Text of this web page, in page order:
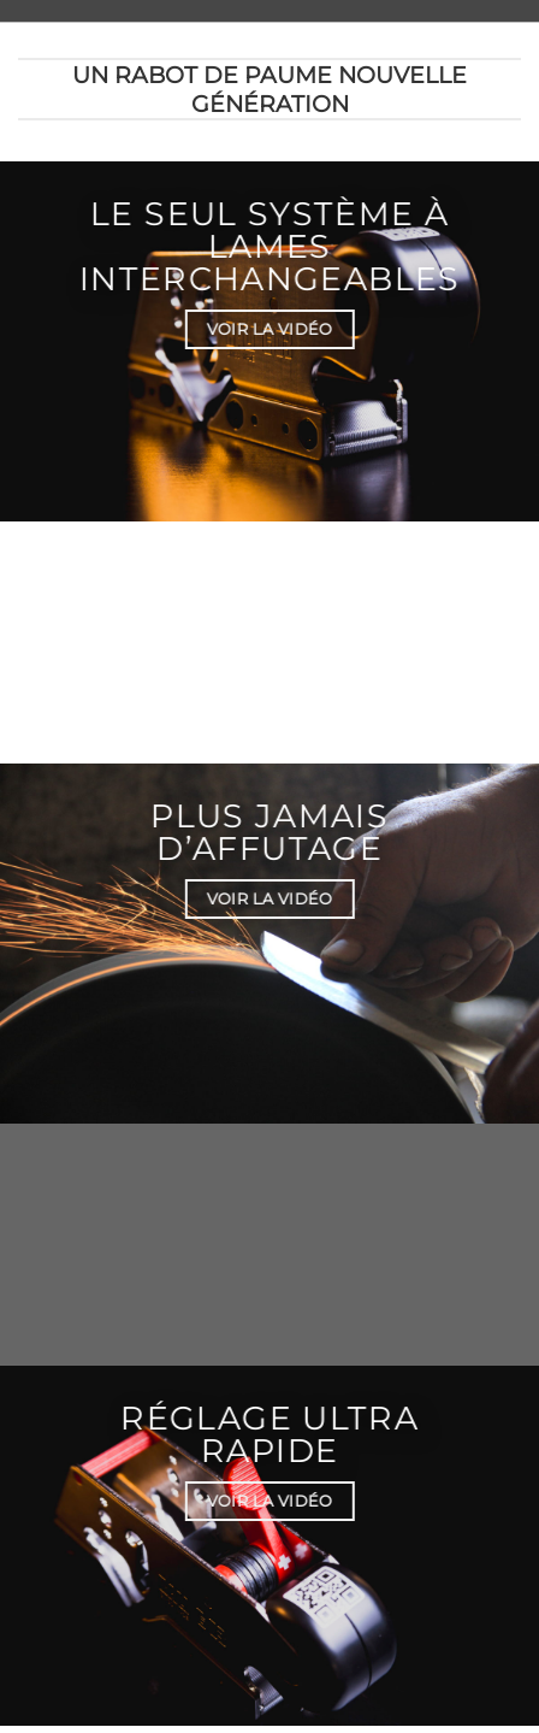
UN RABOT DE PAUME NOUVELLE
GÉNÉRATION
LE SEUL SYSTÈME À
LAMES
INTERCHANGEABLES
VOIR LA VIDÉO
PLUS JAMAIS
D’AFFUTAGE
VOIR LA VIDÉO
RÉGLAGE ULTRA
RAPIDE
VOIR LA VIDÉO